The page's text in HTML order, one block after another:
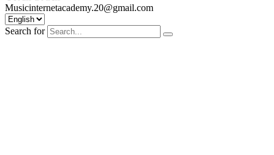
Musicinternetacademy.20@gmail.com
Search for